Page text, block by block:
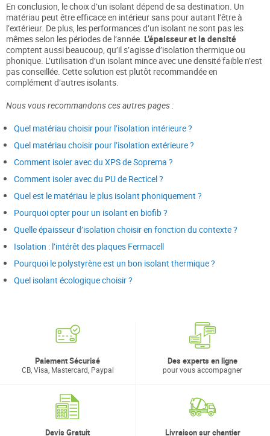
En conclusion, le choix d’un isolant dépend de sa destination. Un
matériau peut être efficace en intérieur sans pour autant l’être à
l’extérieur. De plus, les performances d’un isolant ne sont pas les
mêmes selon les périodes de l’année. L’épaisseur et la densité
comptent aussi beaucoup, qu’il s’agisse d’isolation thermique ou
phonique. L’utilisation d’un isolant mince avec une densité faible n’est
pas conseillée. Cette solution est plutôt recommandée en
complément d’autres isolants.
Nous vous recommandons ces autres pages :
Quel matériau choisir pour l’isolation intérieure ?
Quel matériau choisir pour l’isolation extérieure ?
Comment isoler avec du XPS de Soprema ?
Comment isoler avec du PU de Recticel ?
Quel est le matériau le plus isolant phoniquement ?
Pourquoi opter pour un isolant en biofib ?
Quelle épaisseur d’isolation choisir en fonction du contexte ?
Isolation : l’intérêt des plaques Fermacell
Pourquoi le polystyrène est un bon isolant thermique ?
Quel isolant écologique choisir ?
Paiement Sécurisé
CB, Visa, Mastercard, Paypal
Des experts en ligne
pour vous accompagner
Devis Gratuit Livraison sur chantier